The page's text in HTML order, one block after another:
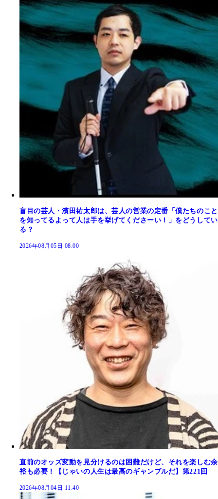
盲目の芸人・濱田祐太郎は、芸人の営業の定番「僕たちのこと
を知ってるよって人は手を挙げてくださーい！」をどうしてい
る？
2026年08月05日 08:00
直前のオッズ変動を見分けるのは困難だけど、それを楽しむ余
裕も必要！【じゃいの人生は最高のギャンブルだ】第221回
2026年08月04日 11:40